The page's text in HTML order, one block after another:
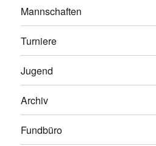
Mannschaften
Turniere
Jugend
Archiv
Fundbüro